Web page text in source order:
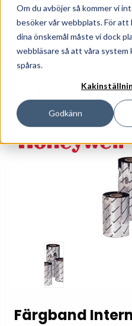
Om du avböjer så kommer vi
besöker vår webbplats. För att
dina önskemål måste vi dock
webbläsare så att våra
spåras.
Godkänn
010-162 61 90
Etiketter Och
Färgband Intermec GP02 Vax
Färgband